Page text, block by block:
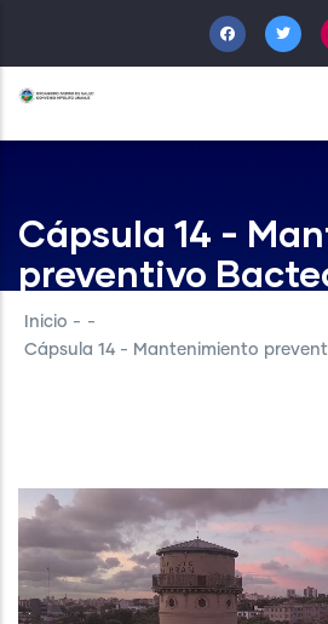
al
contenido
principal
Cápsula 14 -
preventivo
Inicio - -
Cápsula 14 - Mantenimiento